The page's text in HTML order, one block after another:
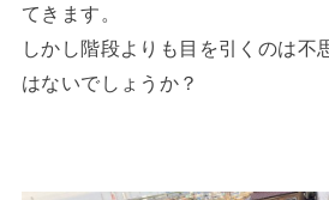
てきます。
しかし階段よりも目を引くのは不
はないでしょうか？